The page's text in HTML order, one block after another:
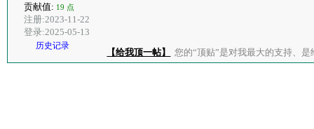
贡献值: 19 点
注册:2023-11-22
登录:2025-05-13
历史记录
【给我顶一帖】 您的“顶贴”是对我最大的支持、